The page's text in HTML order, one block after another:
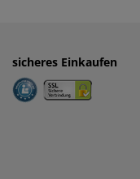
sicheres Einkaufen